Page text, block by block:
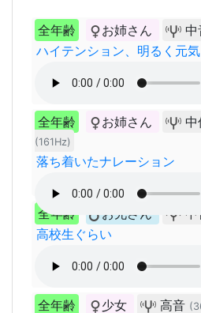
全年齢 お姉さん 中
ハイテンション、明るく元気
全年齢 お姉さん 中
(161Hz)
落ち着いたナレーション
全年齢 お兄さん 中
高校生ぐらい
全年齢 少女 高音